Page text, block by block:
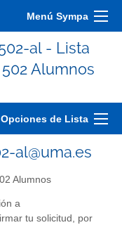
Menú Sympa
al - Lista
Alumnos
Opciones de Lista
al@uma.es
Alumnos
a
tu solicitud, por